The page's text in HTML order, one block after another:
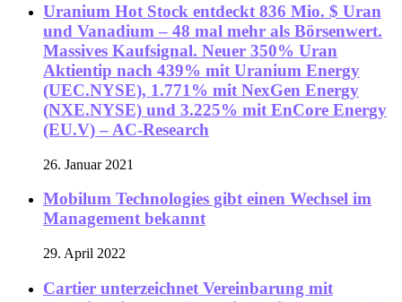
Uranium Hot Stock entdeckt 836 Mio. $ Uran
und Vanadium – 48 mal mehr als Börsenwert.
Massives Kaufsignal. Neuer 350% Uran
Aktientip nach 439% mit Uranium Energy
(UEC.NYSE), 1.771% mit NexGen Energy
(NXE.NYSE) und 3.225% mit EnCore Energy
(EU.V) – AC-Research
26. Januar 2021
Mobilum Technologies gibt einen Wechsel im
Management bekannt
29. April 2022
Cartier unterzeichnet Vereinbarung mit